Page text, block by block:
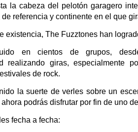
la cabeza del pelotón garagero
referencia y continente en el que
existencia, The Fuzztones han
en cientos de grupos,
realizando giras, especialmente
de rock.
la suerte de verles sobre un
podrás disfrutar por fin de uno
fecha a fecha: